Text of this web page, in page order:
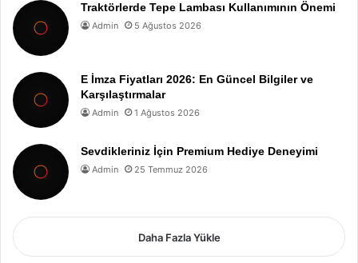
Traktörlerde Tepe Lambası Kullanımının Önemi
Admin 5 Ağustos 2026
E İmza Fiyatları 2026: En Güncel Bilgiler ve
Karşılaştırmalar
Admin 1 Ağustos 2026
Sevdikleriniz İçin Premium Hediye Deneyimi
Admin 25 Temmuz 2026
Daha Fazla Yükle